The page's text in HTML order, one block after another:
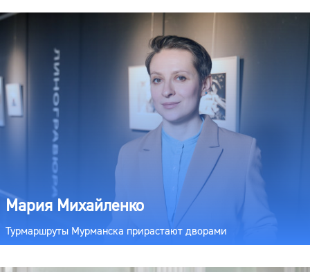
Мария Михайленко
Турмаршруты Мурманска прирастают дворами